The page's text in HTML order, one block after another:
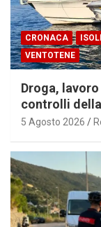
CRONACA
VENTOTENE
Droga,
controlli
5 Agosto 2026